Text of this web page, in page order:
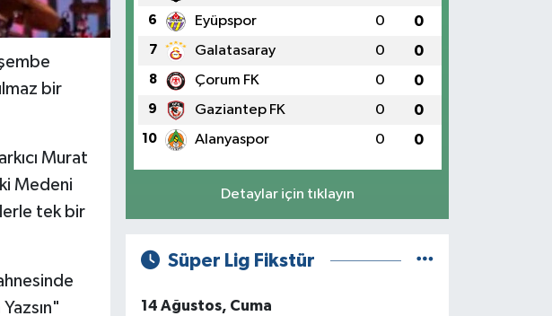
bir
Murat
Medeni
tek bir
6 Eyüpspor 0 0
7 Galatasaray 0 0
8 Çorum FK 0 0
9 Gaziantep FK 0 0
10 Alanyaspor 0 0
Detaylar için tıklayın
Süper Lig Fikstür
14 Ağustos, Cuma